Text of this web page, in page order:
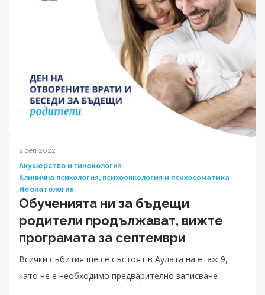
2 сеп 2022
Акушерство и гинекология
Клинична психология, психоонкология и психосоматика
Неонатология
Обученията ни за бъдещи
родители продължават, вижте
програмата за септември
Всички събития ще се състоят в Аулата на етаж 9,
като не е необходимо предварително записване